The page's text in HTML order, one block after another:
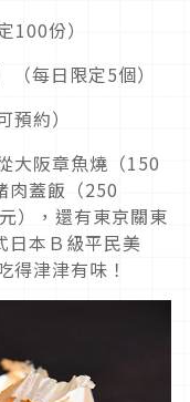
份）
每日限定5個）
約）
大阪章魚燒（150
肉蓋飯（250
），還有東京關東
日本Ｂ級平民美
得津津有味！